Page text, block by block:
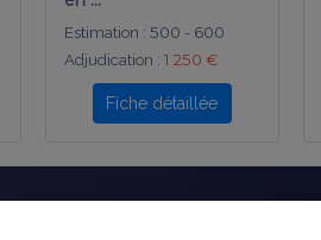
Estimation : 500 - 600
Adjudication : 1 250 €
Fiche détaillée